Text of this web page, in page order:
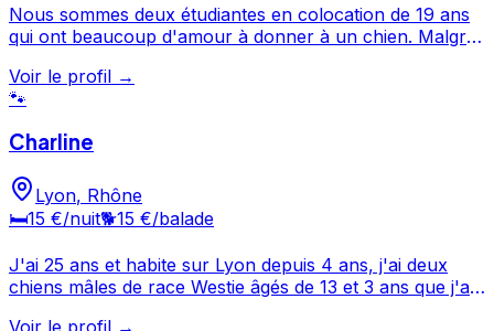
Nous sommes deux étudiantes en colocation de 19 ans
qui ont beaucoup d'amour à donner à un chien. Malgré
à un troisième colocataire à quatre pattes notamment
lors de nos sorties sportives (course à pied, rollers et
Voir le profil →
🐾
Charline
Lyon, Rhône
🛏️15 €/nuit🐕15 €/balade
J'ai 25 ans et habite sur Lyon depuis 4 ans, j'ai deux
chiens mâles de race Westie âgés de 13 et 3 ans que j'ai